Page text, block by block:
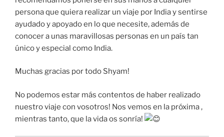
persona que quiera realizar un viaje por India y sentirse
ayudado y apoyado en lo que necesite, además de
conocer a unas maravillosas personas en un país tan
único y especial como India.
Muchas gracias por todo Shyam!
No podemos estar más contentos de haber realizado
nuestro viaje con vosotros! Nos vemos en la próxima ,
mientras tanto, que la vida os sonría!